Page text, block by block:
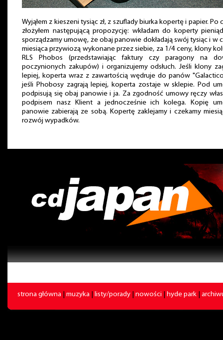
Wyjąłem z kieszeni tysiąc zł, z szuflady biurka kopertę i papier. Po
złożyłem następującą propozycję: wkładam do koperty
sporządzamy umowę, że obaj panowie dokładają swój tysiąc i w
miesiąca przywiozą wykonane przez siebie, za 1/4 ceny, klony
RLS Phobos (przedstawiając faktury czy paragony na
poczynionych zakupów) i organizujemy odsłuch. Jeśli klony
lepiej, koperta wraz z zawartością wędruje do panów
jeśli Phobosy zagrają lepiej, koperta zostaje w sklepie. Pod
podpisują się obaj panowie i ja. Za zgodność umowy ręczy
podpisem nasz Klient a jednocześnie ich kolega. Kopię
panowie zabierają ze sobą. Kopertę zaklejamy i czekamy
rozwój wypadków.
strona główna muzyka listy/porady nowości hyde park